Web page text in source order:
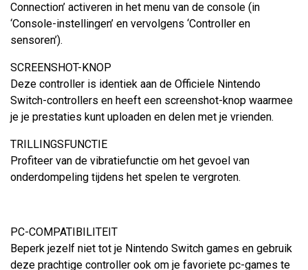
Connection’ activeren in het menu van de console (in
‘Console-instellingen’ en vervolgens ‘Controller en
sensoren’).
SCREENSHOT-KNOP
Deze controller is identiek aan de Officiele Nintendo
Switch-controllers en heeft een screenshot-knop waarmee
je je prestaties kunt uploaden en delen met je vrienden.
TRILLINGSFUNCTIE
Profiteer van de vibratiefunctie om het gevoel van
onderdompeling tijdens het spelen te vergroten.
PC-COMPATIBILITEIT
Beperk jezelf niet tot je Nintendo Switch games en gebruik
deze prachtige controller ook om je favoriete pc-games te